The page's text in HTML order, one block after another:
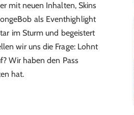
mit neuen Inhalten, Skins
als Eventhighlight
im Sturm und begeistert
wir uns die Frage: Lohnt
Wir haben den Pass
hat.